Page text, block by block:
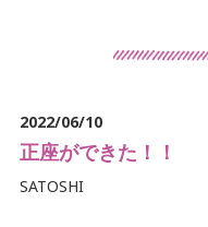
交通事故治療
鍼灸について
2022/06/10
正座ができた！！
SATOSHI